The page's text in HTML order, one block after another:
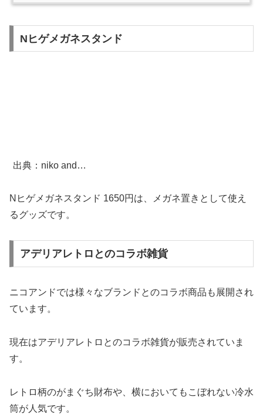
Nヒゲメガネスタンド
出典：niko and…
Nヒゲメガネスタンド 1650円は、メガネ置きとして使え
るグッズです。
アデリアレトロとのコラボ雑貨
ニコアンドでは様々なブランドとのコラボ商品も展開され
ています。
現在はアデリアレトロとのコラボ雑貨が販売されていま
す。
レトロ柄のがまぐち財布や、横においてもこぼれない冷水
筒が人気です。